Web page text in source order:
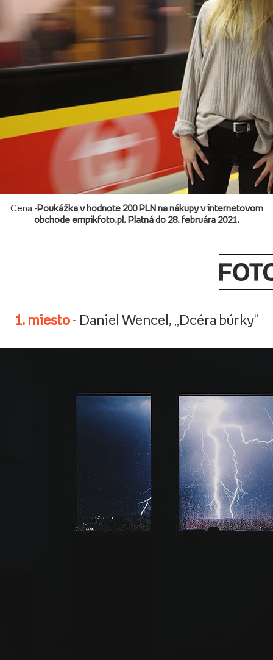
Cena -Poukážka v hodnote 200 PLN na nákupy v internetovom
obchode empikfoto.pl. Platná do 28. februára 2021.
1. miesto- Daniel Wencel, „Dcéra búrky“